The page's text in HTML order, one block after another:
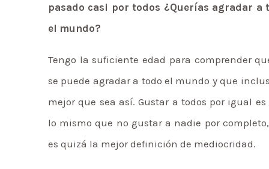
pasado casi por todos ¿Querías agradar a
el mundo?
Tengo la suficiente edad para comprender
se puede agradar a todo el mundo y que
mejor que sea así. Gustar a todos por igual es
lo mismo que no gustar a nadie por
es quizá la mejor definición de mediocridad.